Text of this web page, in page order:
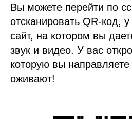
Вы можете перейти по
отсканировать QR-код, у
сайт, на котором вы
звук и видео. У вас
которую вы
оживают!